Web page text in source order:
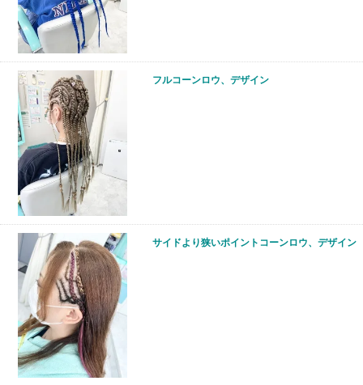
フルコーンロウ、デザイン
サイドより狭いポイントコーンロウ、デザイン